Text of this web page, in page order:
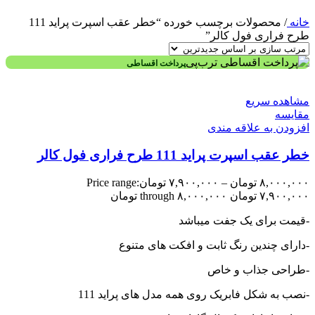
خانه/
محصولات برچسب خورده “خطر عقب اسپرت پراید 111
طرح فراری فول کالر”
پرداخت اقساطی
مشاهده سریع
مقایسه
افزودن به علاقه مندی
خطر عقب اسپرت پراید 111 طرح فراری فول کالر
۸,۰۰۰,۰۰۰ تومان – ۷,۹۰۰,۰۰۰ تومانPrice range:
۷,۹۰۰,۰۰۰ تومان through ۸,۰۰۰,۰۰۰ تومان
-قیمت برای یک جفت میباشد
-دارای چندین رنگ ثابت و افکت های متنوع
-طراحی جذاب و خاص
-نصب به شکل فابریک روی همه مدل های پراید 111